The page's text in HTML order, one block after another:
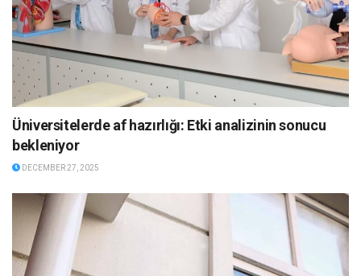
Üniversitelerde af hazırlığı: Etki analizinin sonucu
bekleniyor
DECEMBER 27, 2025